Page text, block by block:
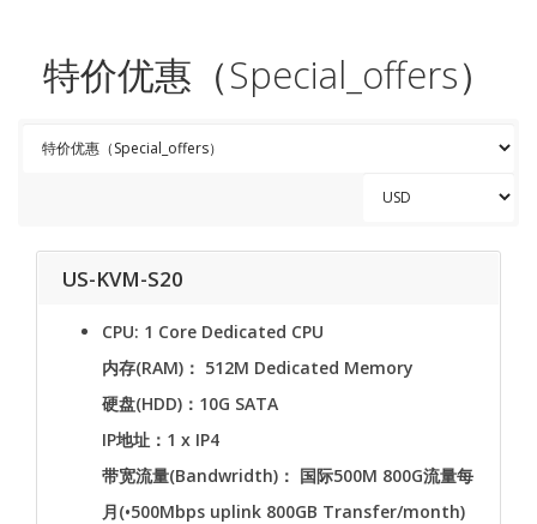
特价优惠（Special_offers）
US-KVM-S20
CPU: 1 Core Dedicated CPU
内存(RAM)： 512M Dedicated Memory
硬盘(HDD)：10G SATA
IP地址：1 x IP4
带宽流量(Bandwridth)： 国际500M 800G流量每
月(•500Mbps uplink 800GB Transfer/month)